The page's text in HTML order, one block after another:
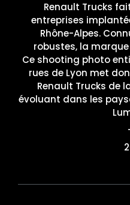
Renault Trucks
entreprises
Rhône-Alpes.
robustes, la
Ce shooting photo
rues de Lyon met
Renault Trucks de
évoluant dans les